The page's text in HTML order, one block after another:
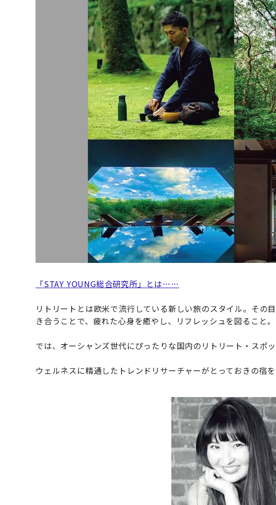
「STAY YOUNG総合研究所」とは……
リトリートとは欧米で流行している新しい旅のスタイル。その
き合うことで、疲れた心身を癒やし、リフレッシュを図ること。
では、オーシャンズ世代にぴったりな国内のリトリート・スポ
ウェルネスに精通したトレンドリサーチャーがとっておきの宿を